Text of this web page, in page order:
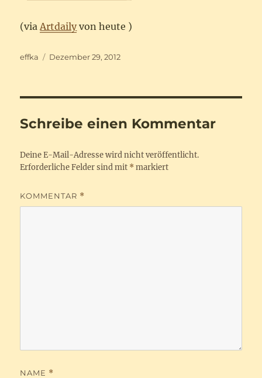
(viaArtdaily von heute )
Autor
effka
Veröffentlicht
Dezember 29, 2012
Schreibe einen Kommentar
Deine E-Mail-Adresse wird nicht veröffentlicht.
Erforderliche Felder sind mit * markiert
KOMMENTAR *
NAME *